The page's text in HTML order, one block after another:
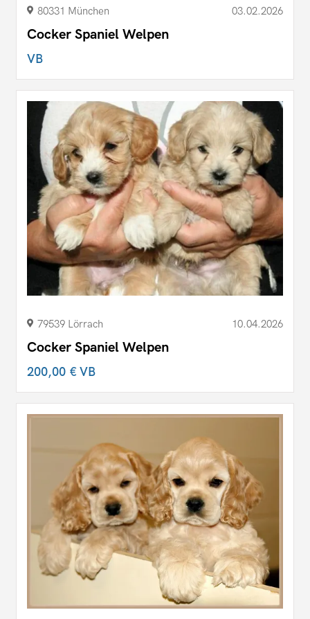
80331 München 03.02.2026
Cocker Spaniel Welpen
VB
79539 Lörrach 10.04.2026
Cocker Spaniel Welpen
200,00 €VB